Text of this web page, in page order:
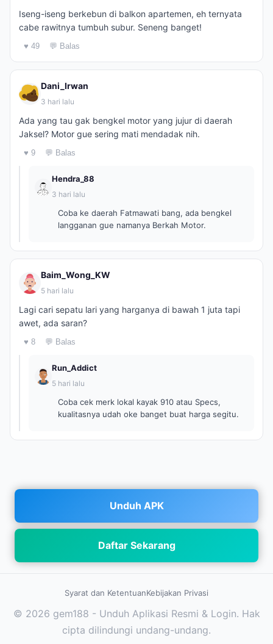
Iseng-iseng berkebun di balkon apartemen, eh ternyata
cabe rawitnya tumbuh subur. Seneng banget!
♥ 49 💬 Balas
Dani_Irwan
3 hari lalu
Ada yang tau gak bengkel motor yang jujur di daerah
Jaksel? Motor gue sering mati mendadak nih.
♥ 9 💬 Balas
Hendra_88
3 hari lalu
Coba ke daerah Fatmawati bang, ada bengkel
langganan gue namanya Berkah Motor.
Baim_Wong_KW
5 hari lalu
Lagi cari sepatu lari yang harganya di bawah 1 juta tapi
awet, ada saran?
♥ 8 💬 Balas
Run_Addict
5 hari lalu
Coba cek merk lokal kayak 910 atau Specs,
kualitasnya udah oke banget buat harga segitu.
Unduh APK
Daftar Sekarang
Syarat dan KetentuanKebijakan Privasi
© 2026 gem188 - Unduh Aplikasi Resmi & Login. Hak
cipta dilindungi undang-undang.